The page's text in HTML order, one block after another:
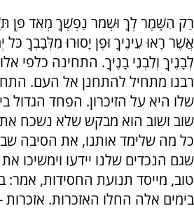
רַק הִשָּׁמֶר לְךָ וּשְׁמֹר נַפְשְׁךָ מְאֹד פֶּן
אֲשֶׁר רָאוּ עֵינֶיךָ וּפֶן יָסוּרוּ מִלְּבָבְךָ כֹּל
לְבָנֶיךָ וְלִבְנֵי בָנֶיךָ. התחינה כלפי
רבנו מתחיל להתחנן אל העם.
שלו היא על הזיכרון. הפחד הגדול
שוב ושוב הוא מבקש שלא נשכח
כל מה שלימד אותנו, את הסיבה
שגם הנכדים שלנו יידעו וימשיכו
טוב, מייסד תנועת החסידות, אמר:
בימים אלה החלו האזכרות. אזכרות -